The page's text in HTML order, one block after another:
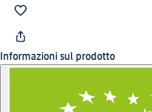
Informazioni sul prodotto